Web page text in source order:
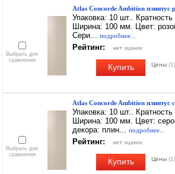
Выбрать для
сравнения
Atlas Concorde Ambition плинтус
Упаковка: 10 шт..
Ширина: 100 мм. Цвет:
Сери... подробнее...
Рейтинг:
Купить Цены (1)
Выбрать для
сравнения
Atlas Concorde Ambition плинтус
Упаковка: 10 шт..
Ширина: 100 мм. Цвет:
декора: плин... подробнее...
Рейтинг:
Купить Цены (1)